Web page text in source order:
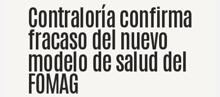
Contraloría confirma
fracaso del nuevo
modelo de salud del
FOMAG